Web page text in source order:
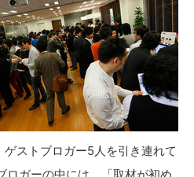
ストブロガー5人を引き連れて